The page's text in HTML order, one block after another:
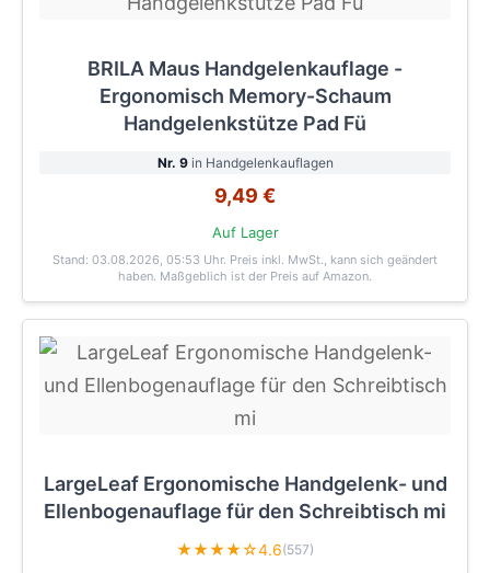
BRILA Maus Handgelenkauflage -
Ergonomisch Memory-Schaum
Handgelenkstütze Pad Fü
Nr. 9in Handgelenkauflagen
9,49 €
Auf Lager
Stand: 03.08.2026, 05:53 Uhr. Preis inkl. MwSt., kann sich geändert
haben. Maßgeblich ist der Preis auf Amazon.
LargeLeaf Ergonomische Handgelenk- und
Ellenbogenauflage für den Schreibtisch mi
★★★★☆4.6(557)